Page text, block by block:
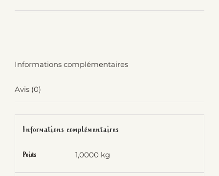
Informations complémentaires
Avis (0)
Informations complémentaires
Poids 1,0000 kg